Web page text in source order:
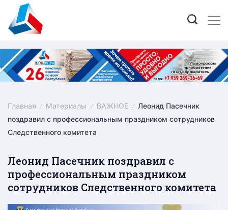
content
Главная Материалы ВАЖНОЕ
Леонид Пасечник
поздравил с профессиональным праздником сотрудников
Следственного комитета
Леонид Пасечник поздравил с
профессиональным праздником
сотрудников Следственного комитета